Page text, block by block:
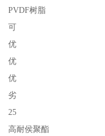
PVDF树脂
可
优
优
优
劣
25
高耐侯聚酯